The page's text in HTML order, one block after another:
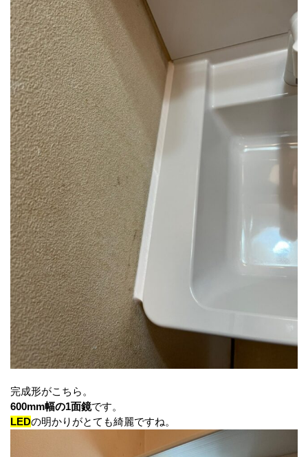
完成形がこちら。
600mm幅の1面鏡です。
LEDの明かりがとても綺麗ですね。